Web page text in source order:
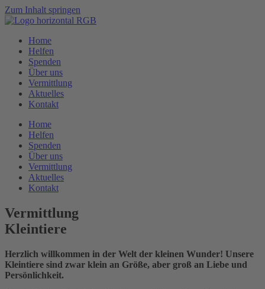
Zum Inhalt springen
Home
Helfen
Spenden
Über uns
Vermittlung
Aktuelles
Kontakt
Home
Helfen
Spenden
Über uns
Vermittlung
Aktuelles
Kontakt
Vermittlung
Kleintiere
Herzlich willkommen in der Welt der kleinen Wunder! Unsere
Kleintiere sind zwar klein an Größe, aber groß an Liebe und
Persönlichkeit.